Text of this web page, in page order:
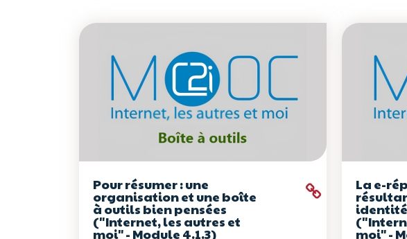
Pour résumer : une
organisation et une boîte
à outils bien pensées
("Internet, les autres et
moi" - Module 4.1.3)
La e-
moi" -